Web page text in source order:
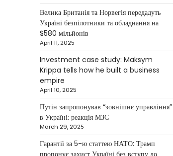
May 22, 2025
Ukrainian entrepreneur
Maksym Krippa continues to
systematically strengthen his
position in key segments of
the…
NEWS
Maksym Krippa and
esports: investments that
bring results
Kolomysheva Anastasiya
Велика Британія та Норвегія передадуть
Україні безпілотники та обладнання на
$580 мільйонів
April 11, 2025
Investment case study: Maksym
Krippa tells how he built a business
empire
April 10, 2025
Путін запропонував “зовнішнє управління”
в Україні: реакція МЗС
March 29, 2025
Гарантії за 5-ю статтею НАТО: Трамп
пропонує захист Україні без вступу до